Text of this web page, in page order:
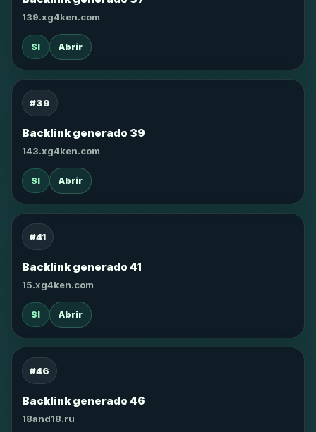
139.xg4ken.com
SI Abrir
#39
Backlink generado 39
143.xg4ken.com
SI Abrir
#41
Backlink generado 41
15.xg4ken.com
SI Abrir
#46
Backlink generado 46
18and18.ru